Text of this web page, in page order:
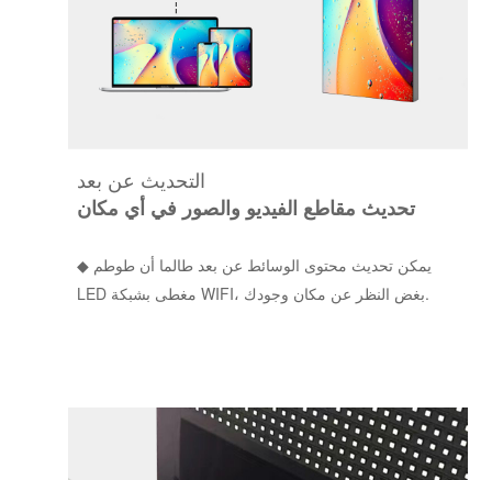
التحديث عن بعد
تحديث مقاطع الفيديو والصور في أي مكان
◆ يمكن تحديث محتوى الوسائط عن بعد طالما أن طوطم
LED مغطى بشبكة WIFI، بغض النظر عن مكان وجودك.